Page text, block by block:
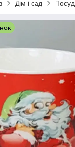
Дім і сад Посуд